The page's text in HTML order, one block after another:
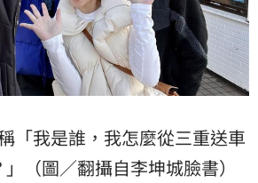
「我是誰，我怎麼從三重送車
（圖／翻攝自李坤城臉書）